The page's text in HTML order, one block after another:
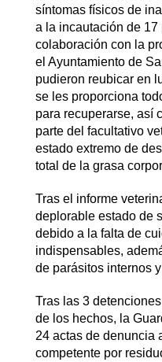
síntomas físicos de
a la incautación de 17
colaboración con la
el Ayuntamiento de
pudieron reubicar en
se les proporciona
para recuperarse, así
parte del facultativo
estado extremo de
total de la grasa
Tras el informe
deplorable estado de
debido a la falta de
indispensables,
de parásitos internos
Tras las 3
de los hechos, la
24 actas de denuncia
competente por